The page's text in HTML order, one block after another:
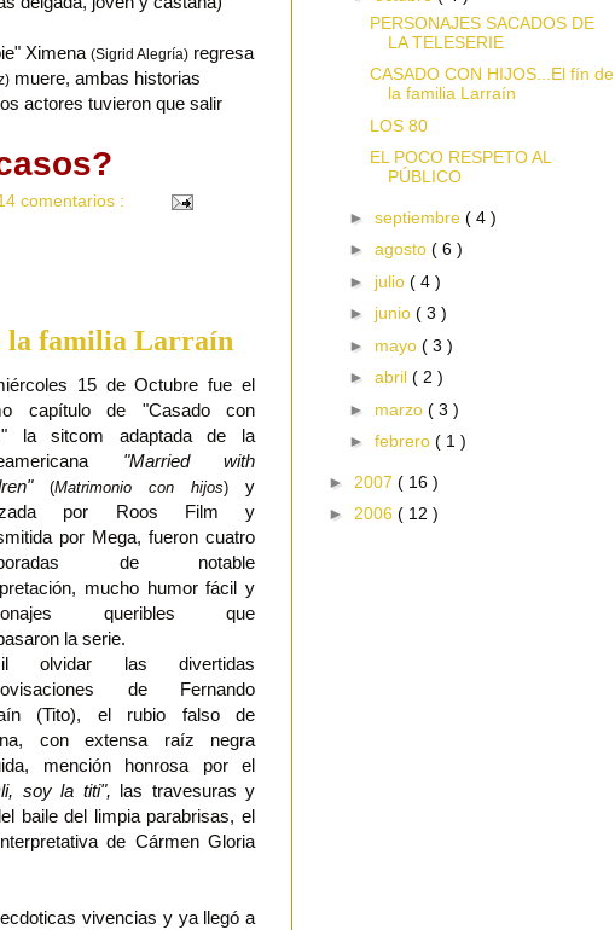
Ximena (Sigrid Alegría) regresa
muere, ambas historias
actores tuvieron que salir
comentarios :
la familia Larraín
15 de Octubre fue el
capítulo de "Casado con
la sitcom adaptada de la
"Married with
(Matrimonio con hijos) y
por Roos Film y
por Mega, fueron cuatro
de notable
mucho humor fácil y
queribles que
la serie.
olvidar las divertidas
de Fernando
(Tito), el rubio falso de
con extensa raíz negra
mención honrosa por el
soy la titi", las travesuras y
baile del limpia parabrisas, el
de Cármen Gloria
vivencias y ya llegó a
PERSONAJES SACADOS DE
LA TELESERIE
CASADO CON HIJOS...El fín de
la familia Larraín
LOS 80
EL POCO RESPETO AL
PÚBLICO
► septiembre ( 4 )
► agosto ( 6 )
► julio ( 4 )
► junio ( 3 )
► mayo ( 3 )
► abril ( 2 )
► marzo ( 3 )
► febrero ( 1 )
► 2007 ( 16 )
► 2006 ( 12 )